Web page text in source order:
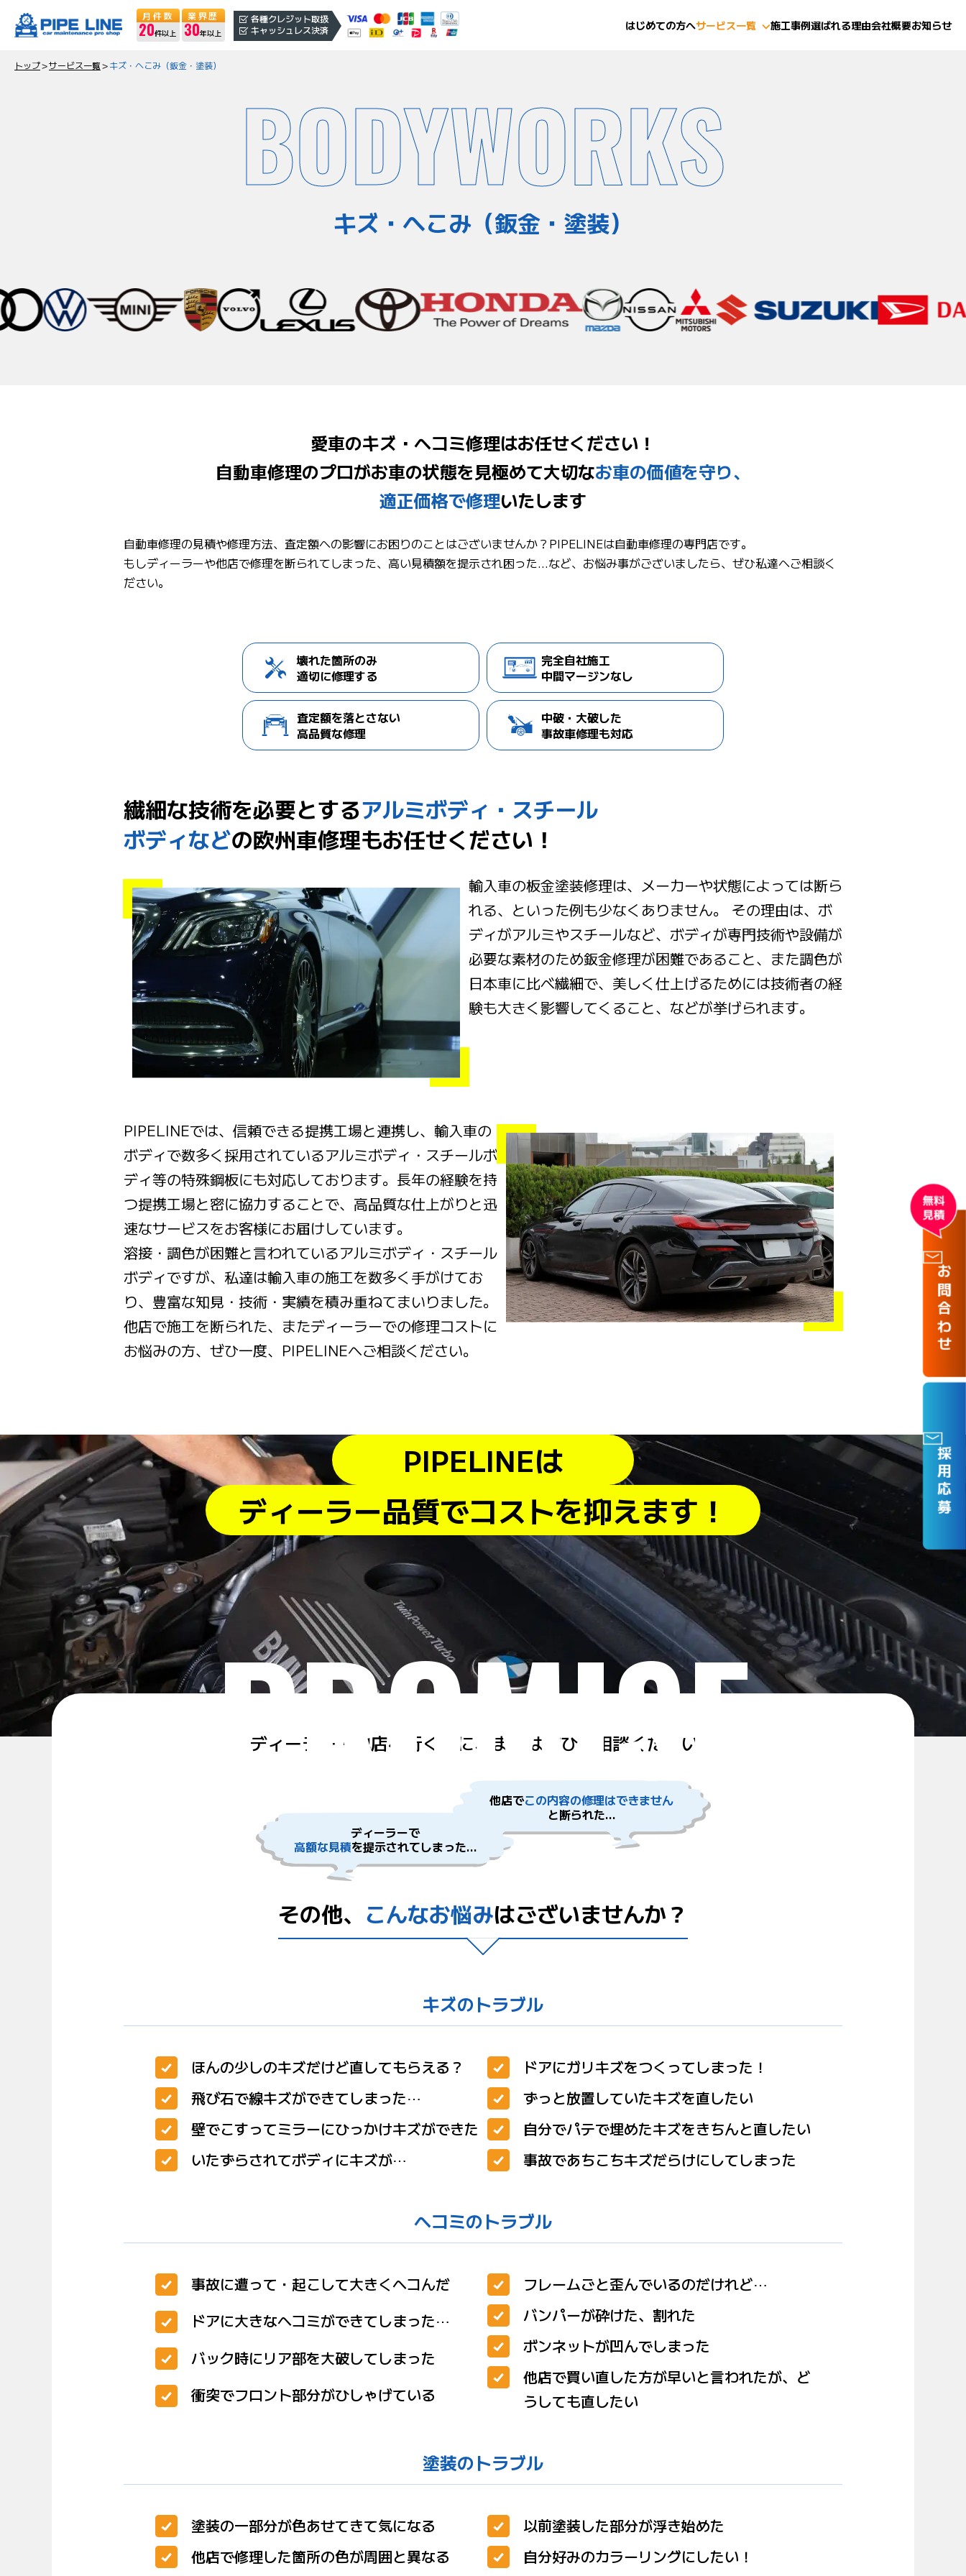
月件数
20件以上
業界歴
30年以上
はじめての方へサービス一覧 施工事例選ばれる理由会社概要お知らせ
各種クレジット取扱
キャッシュレス決済
トップ＞サービス一覧＞キズ・へこみ（鈑金・塗装）
BODYWORKS
キズ・へこみ（鈑金・塗装）
愛車のキズ・ヘコミ修理はお任せください！
自動車修理のプロがお車の状態を見極めて大切なお車の価値を守り、
適正価格で修理いたします
自動車修理の見積や修理方法、査定額への影響にお困りのことはございませんか？ PIPELINEは自動車修理の専門店です。
もしディーラーや他店で修理を断られてしまった、高い見積額を提示され困った…など、お悩み事がございましたら、ぜひ私達へご相談く
ださい。
壊れた箇所のみ
適切に修理する
完全自社施工
中間マージンなし
査定額を落とさない
高品質な修理
中破・大破した
事故車修理も対応
繊細な技術を必要とするアルミボディ・スチール
ボディなどの欧州車修理もお任せください！
輸入車の板金塗装修理は、メーカーや状態によっては断ら
れる、といった例も少なくありません。 その理由は、ボ
ディがアルミやスチールなど、ボディが専門技術や設備が
必要な素材のため鈑金修理が困難であること、また調色が
日本車に比べ繊細で、美しく仕上げるためには技術者の経
験も大きく影響してくること、などが挙げられます。
PIPELINEでは、信頼できる提携工場と連携し、輸入車の
ボディで数多く採用されているアルミボディ・スチールボ
ディ等の特殊鋼板にも対応しております。長年の経験を持
つ提携工場と密に協力することで、高品質な仕上がりと迅
速なサービスをお客様にお届けしています。
溶接・調色が困難と言われているアルミボディ・スチール
ボディですが、私達は輸入車の施工を数多く手がけてお
り、豊富な知見・技術・実績を積み重ねてまいりました。
他店で施工を断られた、またディーラーでの修理コストに
お悩みの方、ぜひ一度、PIPELINEへご相談ください。
PIPELINEは
ディーラー品質でコストを抑えます！
PROMISE
ディーラー・他店へ行く前に、 まずはぜひご相談ください。
他店でこの内容の修理はできません
と断られた...
ディーラーで
高額な見積を提示されてしまった...
その他、 こんなお悩みはございませんか？
キズのトラブル
ほんの少しのキズだけど直してもらえる？
飛び石で線キズができてしまった⋯
壁でこすってミラーにひっかけキズができた
いたずらされてボディにキズが⋯
ドアにガリキズをつくってしまった！
ずっと放置していたキズを直したい
自分でパテで埋めたキズをきちんと直したい
事故であちこちキズだらけにしてしまった
ヘコミのトラブル
事故に遭って・起こして大きくヘコんだ
ドアに大きなヘコミができてしまった⋯
バック時にリア部を大破してしまった
衝突でフロント部分がひしゃげている
フレームごと歪んでいるのだけれど⋯
バンパーが砕けた、割れた
ボンネットが凹んでしまった
他店で買い直した方が早いと言われたが、ど
うしても直したい
塗装のトラブル
塗装の一部分が色あせてきて気になる
他店で修理した箇所の色が周囲と異なる
以前塗装した部分が浮き始めた
自分好みのカラーリングにしたい！
お問合わせ
採用応募